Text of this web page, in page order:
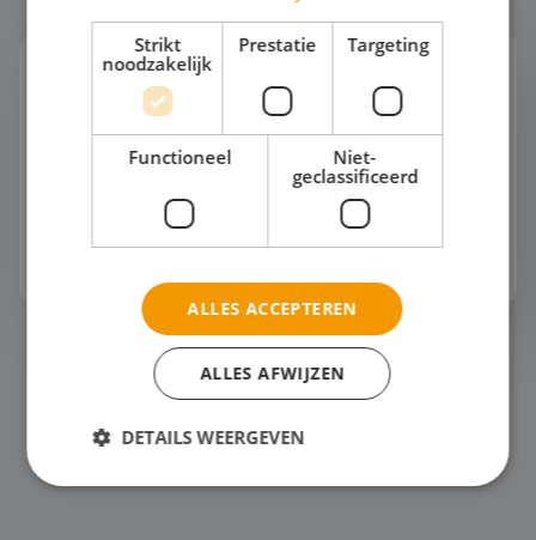
Mode en Design
"Wist jij dat deze jas van gerecycled oceaanplastic
is gemaakt?" "Serieus? Dat zie je echt niet. Mode
kan dus ook duurzaam én mooi zijn!" Een
studiereis naar de modehoofdsteden van Europa
Bekijk het thema
Strikt
noodzakelijk
Prestatie Targeting
Functioneel
Niet-
geclassificeerd
ALLES ACCEPTEREN
ALLES AFWIJZEN
DETAILS WEERGEVEN